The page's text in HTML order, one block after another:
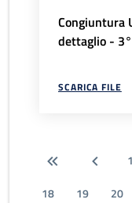
Congiuntura
dettaglio -
SCARICA FILE
18
19 20